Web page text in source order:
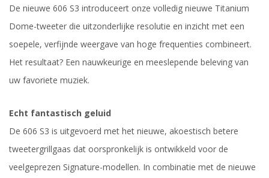
De nieuwe 606 S3 introduceert onze volledig nieuwe Titanium
Dome-tweeter die uitzonderlijke resolutie en inzicht met een
soepele, verfijnde weergave van hoge frequenties combineert.
Het resultaat? Een nauwkeurige en meeslepende beleving van
uw favoriete muziek.
Echt fantastisch geluid
De 606 S3 is uitgevoerd met het nieuwe, akoestisch betere
tweetergrillgaas dat oorspronkelijk is ontwikkeld voor de
veelgeprezen Signature-modellen. In combinatie met de nieuwe